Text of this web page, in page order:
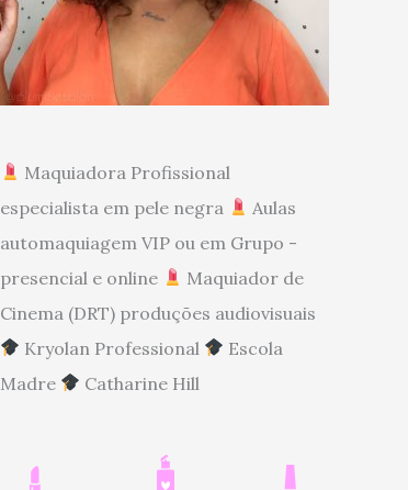
Maquiadora Profissional
especialista em pele negra
Aulas
automaquiagem VIP ou em Grupo -
presencial e online
Maquiador de
Cinema (DRT) produções audiovisuais
Kryolan Professional
Escola
Madre
Catharine Hill